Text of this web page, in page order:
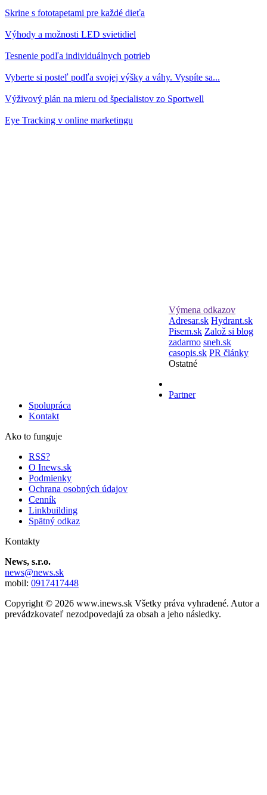
Skrine s fototapetami pre každé dieťa
Výhody a možnosti LED svietidiel
Tesnenie podľa individuálnych potrieb
Vyberte si posteľ podľa svojej výšky a váhy. Vyspíte sa...
Výživový plán na mieru od špecialistov zo Sportwell
Eye Tracking v online marketingu
Výmena odkazov
Adresar.sk Hydrant.sk
Pisem.sk Založ si blog
zadarmo sneh.sk
casopis.sk PR články
Ostatné
Partner
Spolupráca
Kontakt
Ako to funguje
RSS?
O Inews.sk
Podmienky
Ochrana osobných údajov
Cenník
Linkbuilding
Spätný odkaz
Kontakty
News, s.r.o.
news@news.sk
mobil: 0917417448
Copyright © 2026 www.inews.sk Všetky práva vyhradené. Autor a
prevádzkovateľ nezodpovedajú za obsah a jeho následky.